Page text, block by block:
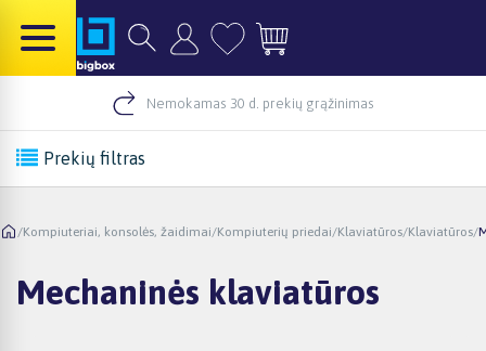
Nemokamas 30 d. prekių grąžinimas
Prekių filtras
/Kompiuteriai, konsolės, žaidimai/Kompiuterių priedai/Klaviatūros/Klaviatūros/
Mechaninės klaviatūros